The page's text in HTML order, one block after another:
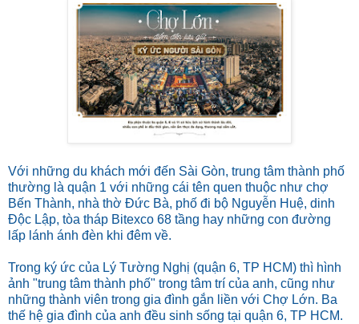
Với những du khách mới đến Sài Gòn, trung tâm thành phố
thường là quận 1 với những cái tên quen thuộc như chợ
Bến Thành, nhà thờ Đức Bà, phố đi bộ Nguyễn Huệ, dinh
Độc Lập, tòa tháp Bitexco 68 tầng hay những con đường
lấp lánh ánh đèn khi đêm về.
Trong ký ức của Lý Tường Nghị (quận 6, TP HCM) thì hình
ảnh "trung tâm thành phố" trong tâm trí của anh, cũng như
những thành viên trong gia đình gắn liền với Chợ Lớn. Ba
thế hệ gia đình của anh đều sinh sống tại quận 6, TP HCM.